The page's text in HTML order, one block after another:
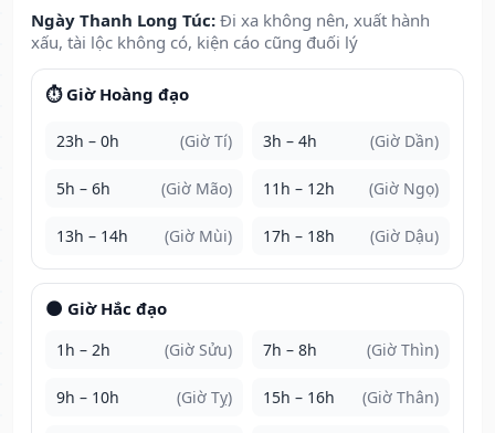
Ngày Thanh Long Túc: Đi xa không nên, xuất hành
xấu, tài lộc không có, kiện cáo cũng đuối lý
⏱️ Giờ Hoàng đạo
23h – 0h (Giờ Tí) 3h – 4h (Giờ Dần)
5h – 6h (Giờ Mão) 11h – 12h (Giờ Ngọ)
13h – 14h (Giờ Mùi) 17h – 18h (Giờ Dậu)
🌑 Giờ Hắc đạo
1h – 2h (Giờ Sửu) 7h – 8h (Giờ Thìn)
9h – 10h (Giờ Tỵ) 15h – 16h (Giờ Thân)